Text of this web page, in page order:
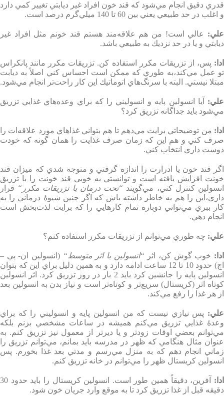
قدري دقيق انجام مي‌شود كه قند خون افراد غير ديابتي تغيير كمي دارد
و اغلب در حد طبيعي يعني بين 60 تا 140 ميلي‌گرم درصد است
.
علي: عالي است! من هم علاقه‌مند هستم قند خونم مثل افراد غير
ديابتي و يا در حد نزديك به طبيعي باشد.
ادا : پس، از تزريقات مكرر استفاده كن. تزريقات مكرر مانند پانكراس
تو عمل مي‌كند،‌به طوري كه ممكن است احساس كني اصلاً به ديابت
مبتلا نيستي. البته با سرنگ‌هاي اتوماتيك اين كار راحت‌تر انجام مي‌شود.
علي:
آيا انسولين پايه و انسوليني را كه براي وعده‌هاي غذايي تزريق
مي‌شود بايد جداگانه تزريق كرد؟
ادا : من توضيحاتي برايت مي‌دهم تا هم بتواني غذاهاي مورد علاقه‌ات را
صرف كني و هم اين كه زمان صرف غذايت را همان گونه كه خودت
دوست داري انتخاب كني.
اگر قند خون يا ادرارت را اندازه‌ گرفتي و متوجه شدي كه ميزان قند
خونت افزايش يافته است و توانستي به خوبي قند خونت را با تزريق
انسولين كنترل كني، مي‌گويند “تحت درمان با تزريقات مكرر “ قرار
داري،‌اين را هم به خاطر داشته باش كه اگر چنين شيوۀ درماني را به
كار ببري مي‌تواني دوباره تمام كارهايي را كه برايت لذت‌بخش است
انجام دهي.
علي: چه طوري مي‌توانم از تزريقات مكرر استفاده كنم؟
ادا : خوب گوش كن،‌ اثر “انسولين با اثر متوسط“
( انسولين ان- پي –
اچ) حدود 10 تا 12 ساعت ادامه دارد و به همين دليل براي اين كه بتوان
انسولين پايه را جانشين كرد بايد 2 بار در روز تزريق كرد
. اثر انسولين
كوتاه اثر (كريستال) سريع‌تر و كوتاه‌تر است و نياز بدن به انسولين بعد
از هر غذا را رفع مي‌كند.
علي: پس نيازي نيست كه من انسولين پايه و انسوليني را كه براي
وعدۀ غذايي تزريق مي‌كنم هميشه در ساعات مشخصي بزنم بلكه
مي‌توانم بعضي اوقات زودتر و يا ديرتر از معمول نيز تزريق كنم. به
عنوان مثال هنگامي كه ظهر در مدرسه بايد بمانم، مي‌توانم تزريق را
زماني انجام دهم كه به منزل مي‌رسم و مدتي بعد غذا بخورم. پس
انسولين كريستال ظهر را مي‌توانم در خانه تزريق كنم.
ادا :
آفرين،‌ دقيقاً همين طور است. انسولين كريستال را بايد حدود 30
دقيقه قبل از غذا تزريق كرد تا به موقع وارد جريان خون شود.